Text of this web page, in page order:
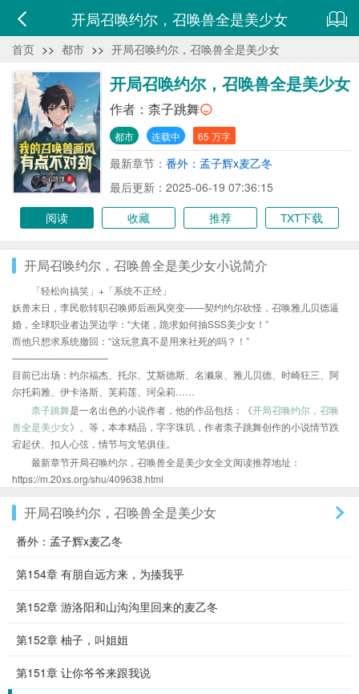
开局召唤约尔，召唤兽全是美少女
首页 >> 都市 >> 开局召唤约尔，召唤兽全是美少女
开局召唤约尔，召唤兽全是美少女
作者： 柰子跳舞
都市 连载中 65 万字
最新章节： 番外：孟子辉x麦乙冬
最后更新：2025-06-19 07:36:15
阅读
收藏 推荐 TXT下载
开局召唤约尔，召唤兽全是美少女小说简介
「轻松向搞笑」+「系统不正经」
妖兽末日，李民歌转职召唤师后画风突变——契约约尔砍怪，召唤雅儿贝德逼
婚，全球职业者边哭边学：“大佬，跪求如何抽SSS美少女！”
而他只想求系统撤回：“这玩意真不是用来社死的吗？！”
——————————
目前已出场：约尔福杰、托尔、艾斯德斯、名濑泉、雅儿贝德、时崎狂三、阿
尔托莉雅、伊卡洛斯、芙莉莲、珂朵莉……
柰子跳舞是一名出色的小说作者，他的作品包括：《开局召唤约尔，召唤
兽全是美少女》、等，本本精品，字字珠玑，作者柰子跳舞创作的小说情节跌
宕起伏、扣人心弦，情节与文笔俱佳。
最新章节开局召唤约尔，召唤兽全是美少女全文阅读推荐地址：
https://m.20xs.org/shu/409638.html
开局召唤约尔，召唤兽全是美少女
番外：孟子辉x麦乙冬
第154章 有朋自远方来，为揍我乎
第152章 游洛阳和山沟沟里回来的麦乙冬
第152章 柚子，叫姐姐
第151章 让你爷爷来跟我说